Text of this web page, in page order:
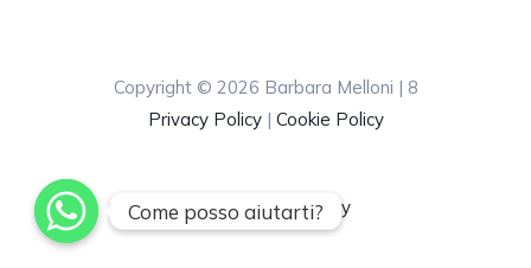
Copyright © 2026 Barbara Melloni | 8
Privacy Policy| Cookie Policy
Powered byDigitaly
Come posso aiutarti?
Come posso aiutarti?